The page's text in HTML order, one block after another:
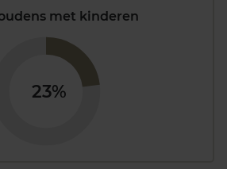
met kinderen
23%